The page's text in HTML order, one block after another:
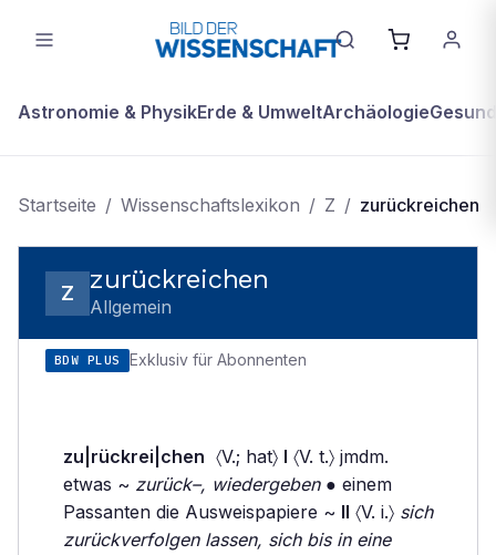
Astronomie & PhysikErde & UmweltArchäologie
Startseite / Wissenschaftslexikon / Z / zurückreichen
Z zurückreichen
Allgemein
BDW PLUS Exklusiv für Abonnenten
zu|rückrei|chen 〈V.; hat〉 I 〈V. t.〉 jmdm.
etwas ~ zurück–, wiedergeben● einem
Passanten die Ausweispapiere ~ II 〈V. i.〉 sich
zurückverfolgen lassen, sich bis in eine